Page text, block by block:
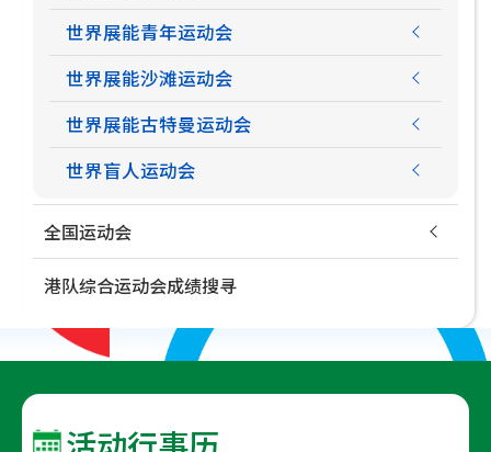
世界展能青年运动会
世界展能沙滩运动会
世界展能古特曼运动会
世界盲人运动会
全国运动会
港队综合运动会成绩搜寻